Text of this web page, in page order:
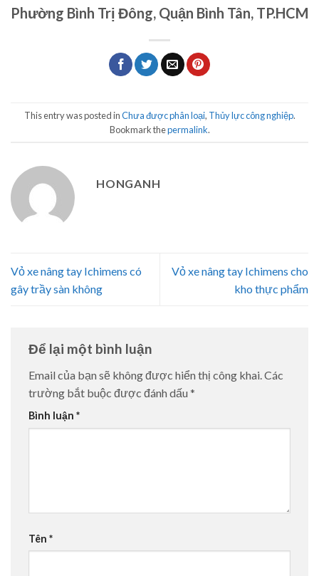
Phường Bình Trị Đông, Quận Bình Tân, TP.HCM
This entry was posted inChưa được phân loại, Thủy lực công nghiệp.
Bookmark thepermalink.
HONGANH
Vỏ xe nâng tay Ichimens có
gây trầy sàn không
Vỏ xe nâng tay Ichimens cho
kho thực phẩm
Để lại một bình luận
Email của bạn sẽ không được hiển thị công khai.Các
trường bắt buộc được đánh dấu *
Bình luận *
Tên *